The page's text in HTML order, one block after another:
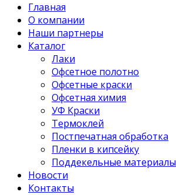
Главная
О компании
Наши партнеры
Каталог
Лаки
Офсетное полотно
Офсетные краски
Офсетная химия
УФ Краски
Термоклей
Постпечатная обработка
Пленки в кипсейку
Поддекельные материалы
Новости
Контакты